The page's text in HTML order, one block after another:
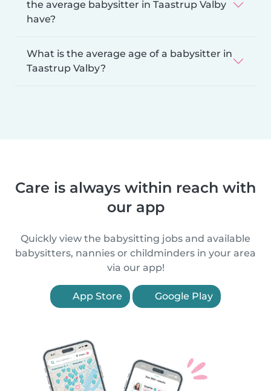
the average babysitter in Taastrup Valby
have?
What is the average age of a babysitter in
Taastrup Valby?
Care is always within reach with
our app
Quickly view the babysitting jobs and available
babysitters, nannies or childminders in your area
via our app!
App Store Google Play